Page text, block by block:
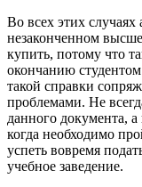
Во всех этих
незаконченном
купить, потому что
окончанию
такой справки
проблемами. Не
данного документа,
когда необходимо
успеть вовремя
учебное заведение.